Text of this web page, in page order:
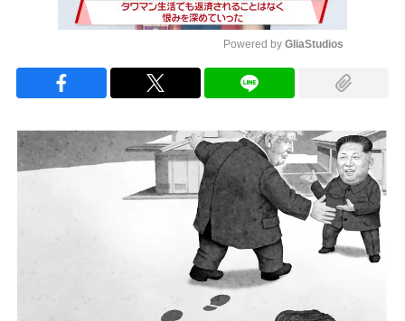
Powered by GliaStudios